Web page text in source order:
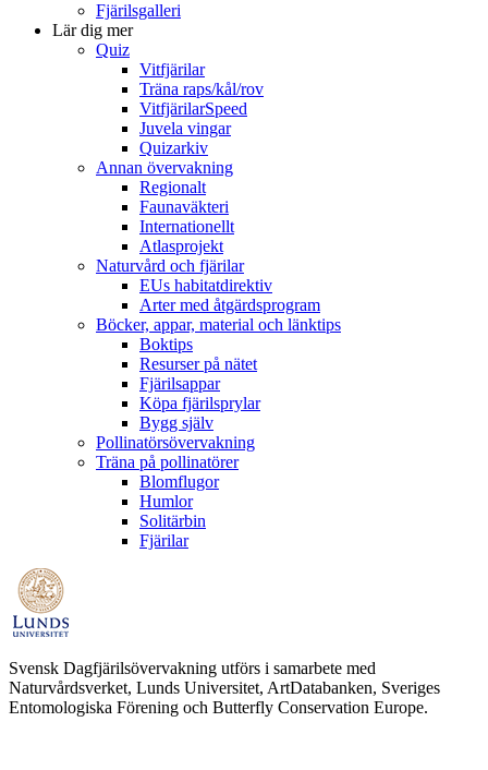
Fjärilsgalleri
Lär dig mer
Quiz
Vitfjärilar
Träna raps/kål/rov
VitfjärilarSpeed
Juvela vingar
Quizarkiv
Annan övervakning
Regionalt
Faunaväkteri
Internationellt
Atlasprojekt
Naturvård och fjärilar
EUs habitatdirektiv
Arter med åtgärdsprogram
Böcker, appar, material och länktips
Boktips
Resurser på nätet
Fjärilsappar
Köpa fjärilsprylar
Bygg själv
Pollinatörsövervakning
Träna på pollinatörer
Blomflugor
Humlor
Solitärbin
Fjärilar
Svensk Dagfjärilsövervakning utförs i samarbete med
Naturvårdsverket, Lunds Universitet, ArtDatabanken, Sveriges
Entomologiska Förening och Butterfly Conservation Europe.